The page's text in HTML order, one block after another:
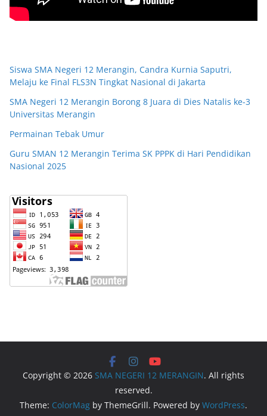
Siswa SMA Negeri 12 Merangin, Candra Kurnia Saputri,
Melaju ke Final FLS3N Tingkat Nasional di Jakarta
SMA Negeri 12 Merangin Borong 8 Juara di Dies Natalis ke-3
Universitas Merangin
Permainan Tebak Umur
Guru SMAN 12 Merangin Terima SK PPPK di Hari Pendidikan
Nasional 2025
Copyright © 2026 SMA NEGERI 12 MERANGIN. All rights
reserved.
Theme: ColorMag by ThemeGrill. Powered by WordPress.